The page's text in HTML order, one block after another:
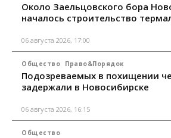
Около Заельцовского бора
началось строительство
06 августа 2026, 17:00
Общество Право&Порядок
Подозреваемых в похищении
задержали в Новосибирске
06 августа 2026, 16:15
Общество